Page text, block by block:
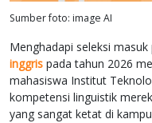
Sumber foto: image AI
Menghadapi seleksi
inggris pada tahun 2026
mahasiswa Institut
kompetensi linguistik
yang sangat ketat di